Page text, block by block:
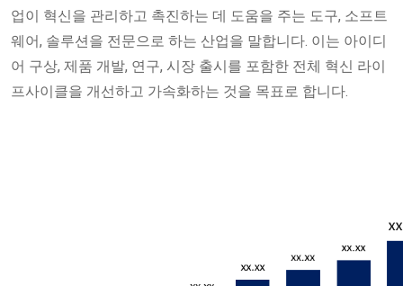
업이 혁신을 관리하고 촉진하는 데 도움을 주는 도구, 소프트
웨어, 솔루션을 전문으로 하는 산업을 말합니다. 이는 아이디
어 구상, 제품 개발, 연구, 시장 출시를 포함한 전체 혁신 라이
프사이클을 개선하고 가속화하는 것을 목표로 합니다.